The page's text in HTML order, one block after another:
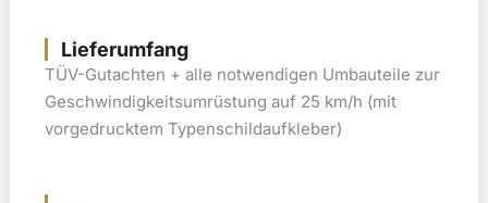
Lieferumfang
TÜV-Gutachten + alle notwendigen Umbauteile zur
Geschwindigkeitsumrüstung auf 25 km/h (mit
vorgedrucktem Typenschildaufkleber)